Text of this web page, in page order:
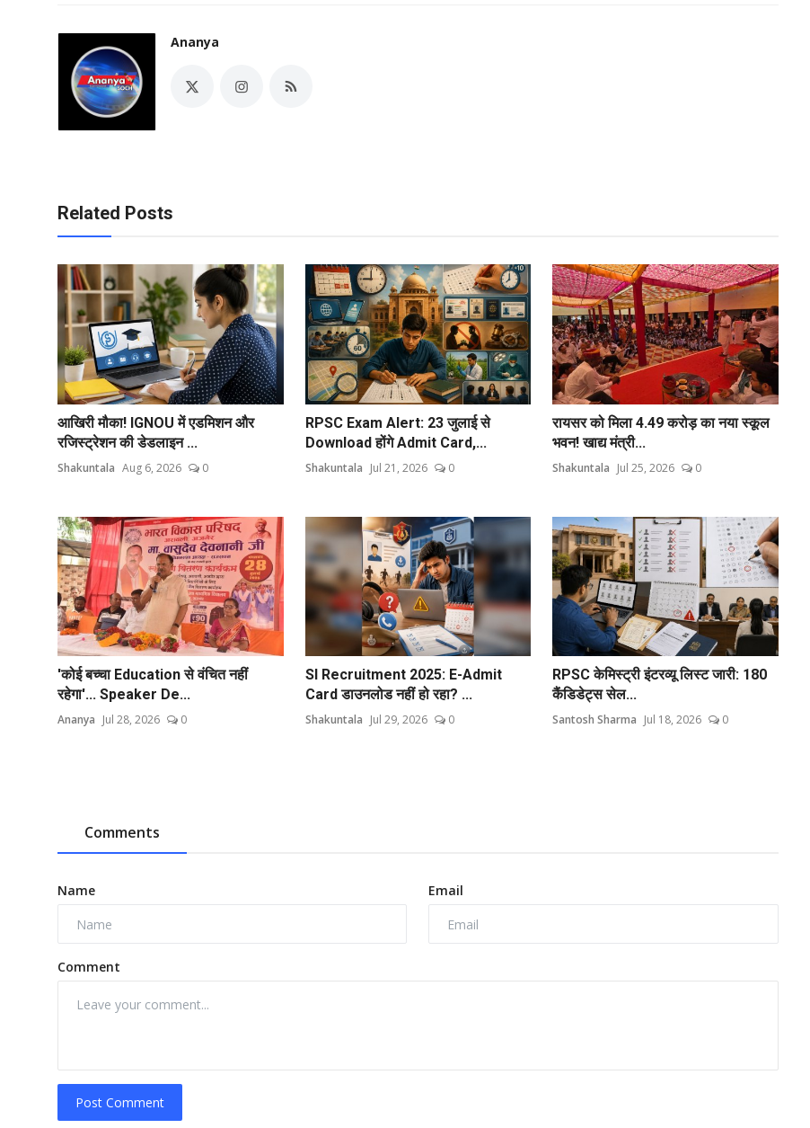
Ananya
Related Posts
आखिरी मौका! IGNOU में एडमिशन और
रजिस्ट्रेशन की डेडलाइन ...
Shakuntala Aug 6, 2026 0
RPSC Exam Alert: 23 जुलाई से
Download होंगे Admit Card,...
Shakuntala Jul 21, 2026 0
रायसर को मिला 4.49 करोड़ का नया स्कूल
भवन! खाद्य मंत्री...
Shakuntala Jul 25, 2026 0
'कोई बच्चा Education से वंचित नहीं
रहेगा'... Speaker De...
Ananya Jul 28, 2026 0
SI Recruitment 2025: E-Admit
Card डाउनलोड नहीं हो रहा? ...
Shakuntala Jul 29, 2026 0
RPSC केमिस्ट्री इंटरव्यू लिस्ट जारी: 180
कैंडिडेट्स सेल...
Santosh Sharma Jul 18, 2026 0
Comments
Name Email
Comment
Post Comment